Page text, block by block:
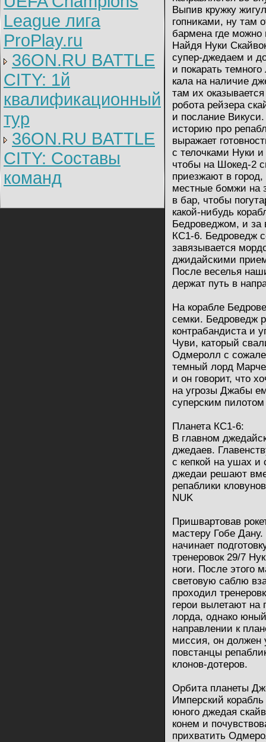
League лига
ProPlay.ru
36ON.RU BATTLE
CITY: 1й
квалификационный
тур
36ON.RU BATTLE
CITY: Составы
команд
Выпив кружку
гопниками, ну там
бармена где
Найдя Нуки
супер-джедаем и
и покарать
кала на наличие
там их
робота рейзера
и послание
историю про
выражает
с телочками Нуки
чтобы на Шокед-2
приезжают в
местные бомжи на
в бар, чтобы
какой-нибудь
Бедроведжом, и за
КС1-6. Бедроведж
завязывается
джидайскими
После веселья
держат путь в
На корабле
семки. Бедроведж
контрабандиста и
Чуви, каторый
Одмеролл с
темный лорд
и он говорит, что
на угрозы Джабы
суперским
Планета КС1-6:
В главном
джедаев.
с кепкой на ушах и
джедаи решают
репаблики
NUK
Пришвартовав
мастеру Гобе
начинает
тренеровок 29/7
ноги. После этого
световую саблю
проходил
герои вылетают на
лорда, однако
направлении к
миссия, он должен
повстанцы
клонов-дотеров.
Орбита планеты
Имперский
юного джедая
конем и
прихватить